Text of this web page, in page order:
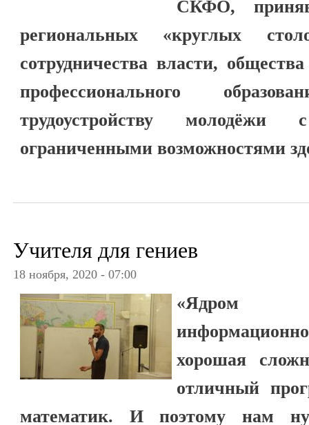
СКФО,
региональных «круглых
сотрудничества власти,
профессионального
трудоустройству
ограниченными возможностями
Учителя для гениев
18 ноября, 2020 - 07:00
«Ядром
хорошая
отличный
математик. И поэтому нам